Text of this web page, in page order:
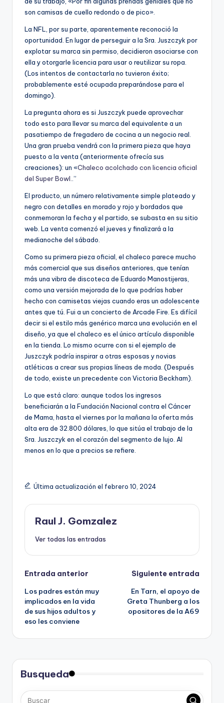
son camisas de cuello redondo o de pico».
La NFL, por su parte, aparentemente reconoció la
oportunidad. En lugar de perseguir a la Sra. Juszczyk por
explotar su marca sin permiso, decidieron asociarse con
ella y otorgarle licencia para usar o reutilizar su ropa.
(Los intentos de contactarla no tuvieron éxito;
probablemente esté ocupada preparándose para el
domingo).
La pregunta ahora es si Juszczyk puede aprovechar
todo esto para llevar su marca del equivalente a un
pasatiempo de fregadero de cocina a un negocio real.
Una gran prueba vendrá con la primera pieza que haya
puesto a la venta (anteriormente ofrecía sus
creaciones): un «Chaleco acolchado con licencia oficial
del Super Bowl. .”
El producto, un número relativamente simple plateado y
negro con detalles en morado y rojo y bordados que
conmemoran la fecha y el partido, se subasta en su sitio
web. La venta comenzó el jueves y finalizará a la
medianoche del sábado.
Como su primera pieza oficial, el chaleco parece mucho
más comercial que sus diseños anteriores, que tenían
más una vibra de discoteca de Eduardo Manostijeras,
como una versión mejorada de lo que podrías haber
hecho con camisetas viejas cuando eras un adolescente
antes que tú. Fui a un concierto de Arcade Fire. Es difícil
decir si el estilo más genérico marca una evolución en el
diseño, ya que el chaleco es el único artículo disponible
en la tienda. Lo mismo ocurre con si el ejemplo de
Juszczyk podría inspirar a otras esposas y novias
atléticas a crear sus propias líneas de moda. (Después
de todo, existe un precedente con Victoria Beckham).
Lo que está claro: aunque todos los ingresos
beneficiarán a la Fundación Nacional contra el Cáncer
de Mama, hasta el viernes por la mañana la oferta más
alta era de 32.800 dólares, lo que sitúa el trabajo de la
Sra. Juszczyk en el corazón del segmento de lujo. Al
menos en lo que a precios se refiere.
Última actualización el febrero 10, 2024
Raul J. Gomzalez
Ver todas las entradas
Navegación
de
entradas
Entrada anterior
Los padres están muy
implicados en la vida
de sus hijos adultos y
eso les conviene
Siguiente entrada
En Tarn, el apoyo de
Greta Thunberg a los
opositores de la A69
Busqueda